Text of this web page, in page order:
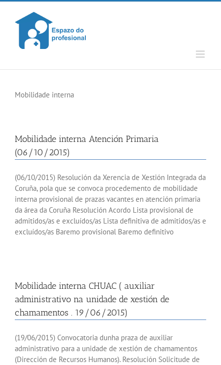
Skip
content
Mobilidade interna
Mobilidade interna Atención Primaria
(06/10/2015)
(06/10/2015) Resolución da Xerencia de Xestión Integrada da
Coruña, pola que se convoca procedemento de mobilidade
interna provisional de prazas vacantes en atención primaria
da área da Coruña Resolución Acordo Lista provisional de
admitidos/as e excluídos/as Lista definitiva de admitidos/as e
excluídos/as Baremo provisional Baremo definitivo
Mobilidade interna CHUAC ( auxiliar
administrativo na unidade de xestión de
chamamentos . 19/06/2015)
(19/06/2015) Convocatoria dunha praza de auxiliar
administrativo para a unidade de xestión de chamamentos
(Dirección de Recursos Humanos). Resolución Solicitude de